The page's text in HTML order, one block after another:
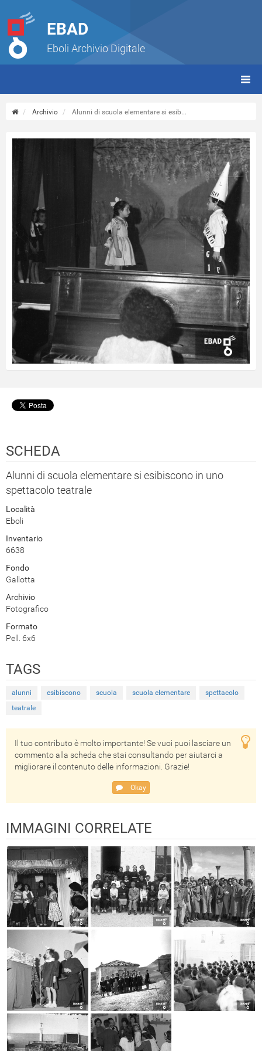
EBAD
Eboli Archivio Digitale
Archivio Alunni di scuola elementare si esib...
SCHEDA
Alunni di scuola elementare si esibiscono in uno
spettacolo teatrale
Località
Eboli
Inventario
6638
Fondo
Gallotta
Archivio
Fotografico
Formato
Pell. 6x6
TAGS
alunni esibiscono scuola scuola elementare
spettacolo
teatrale
Il tuo contributo è molto importante! Se vuoi puoi lasciare un
commento alla scheda che stai consultando per aiutarci a
migliorare il contenuto delle informazioni. Grazie!
Okay
IMMAGINI CORRELATE